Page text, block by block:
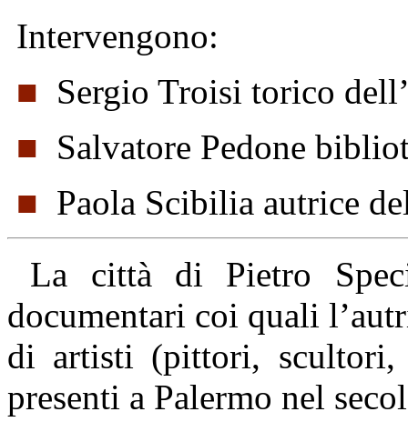
Intervengono:
■ Sergio Troisi torico
■ Salvatore Pedone
■ Paola Scibilia autrice
La città di Pietro
documentari coi quali
di artisti (pittori, scultori,
presenti a Palermo nel